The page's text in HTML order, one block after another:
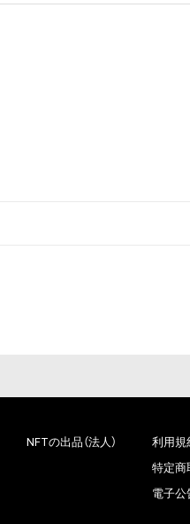
NFTの出品（法人）
利用規
特定商
電子公